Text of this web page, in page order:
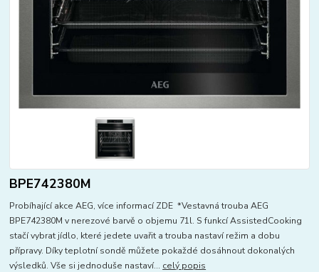
BPE742380M
Probíhající akce AEG, více informací ZDE *Vestavná trouba AEG
BPE742380M v nerezové barvě o objemu 71l. S funkcí AssistedCooking
stačí vybrat jídlo, které jedete uvařit a trouba nastaví režim a dobu
přípravy. Díky teplotní sondě můžete pokaždé dosáhnout dokonalých
výsledků. Vše si jednoduše nastaví... celý popis